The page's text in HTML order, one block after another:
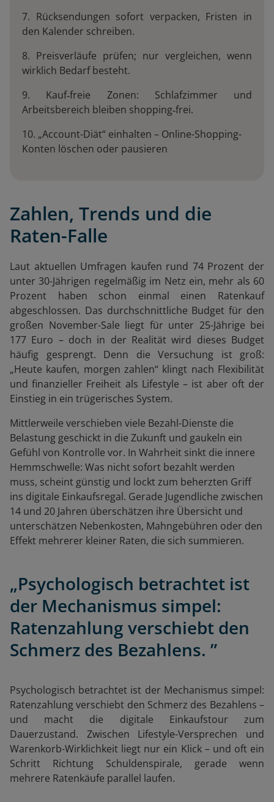
7. Rücksendungen sofort verpacken, Fristen in
den Kalender schreiben.
8. Preisverläufe prüfen; nur vergleichen, wenn
wirklich Bedarf besteht.
9. Kauf‑freie Zonen: Schlafzimmer und
Arbeitsbereich bleiben shopping‑frei.
10. „Account-Diät“ einhalten – Online-Shopping-
Konten löschen oder pausieren
Zahlen, Trends und die
Raten-Falle
Laut aktuellen Umfragen kaufen rund 74 Prozent der
unter 30-Jährigen regelmäßig im Netz ein, mehr als 60
Prozent haben schon einmal einen Ratenkauf
abgeschlossen. Das durchschnittliche Budget für den
großen November-Sale liegt für unter 25-Jährige bei
177 Euro – doch in der Realität wird dieses Budget
häufig gesprengt. Denn die Versuchung ist groß:
„Heute kaufen, morgen zahlen“ klingt nach Flexibilität
und finanzieller Freiheit als Lifestyle – ist aber oft der
Einstieg in ein trügerisches System.
Mittlerweile verschieben viele Bezahl-Dienste die
Belastung geschickt in die Zukunft und gaukeln ein
Gefühl von Kontrolle vor. In Wahrheit sinkt die innere
Hemmschwelle: Was nicht sofort bezahlt werden
muss, scheint günstig und lockt zum beherzten Griff
ins digitale Einkaufsregal. Gerade Jugendliche zwischen
14 und 20 Jahren überschätzen ihre Übersicht und
unterschätzen Nebenkosten, Mahngebühren oder den
Effekt mehrerer kleiner Raten, die sich summieren.
„Psychologisch betrachtet ist
der Mechanismus simpel:
Ratenzahlung verschiebt den
Schmerz des Bezahlens. ”
Psychologisch betrachtet ist der Mechanismus simpel:
Ratenzahlung verschiebt den Schmerz des Bezahlens –
und macht die digitale Einkaufstour zum
Dauerzustand. Zwischen Lifestyle-Versprechen und
Warenkorb-Wirklichkeit liegt nur ein Klick – und oft ein
Schritt Richtung Schuldenspirale, gerade wenn
mehrere Ratenkäufe parallel laufen.